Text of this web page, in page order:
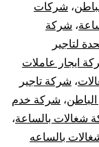
، شركات
، شركة
لتاجير
ايجار عاملات
، شركة تاجير
، شركة خدم
شغالات بالساعة،
بالساعه